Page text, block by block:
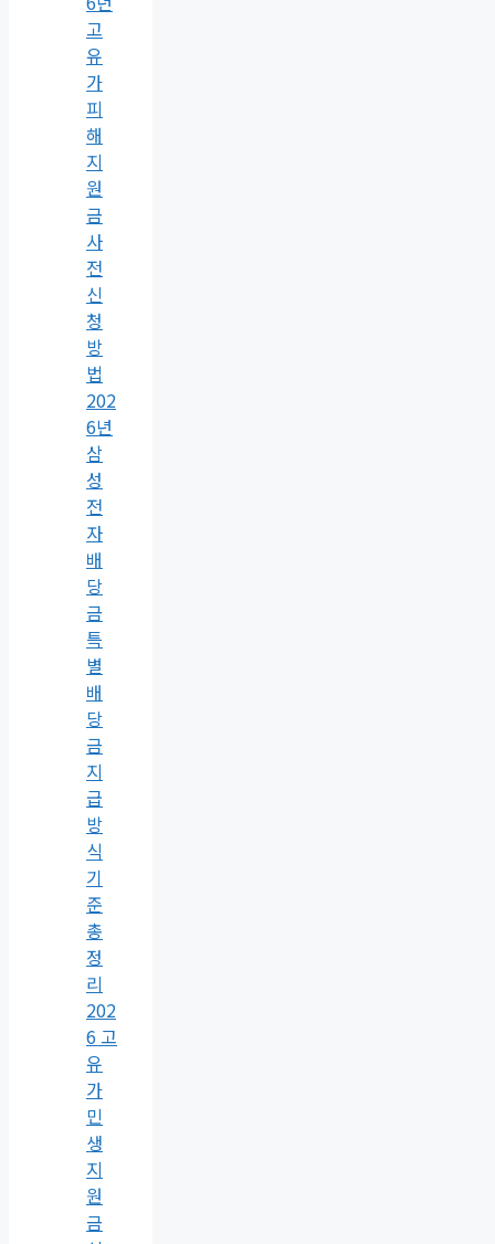
고
유
가
피
해
지
원
금
사
전
신
청
방
법
202
6년
삼
성
전
자
배
당
금
특
별
배
당
금
지
급
방
식
기
준
총
정
리
202
6 고
유
가
민
생
지
원
금